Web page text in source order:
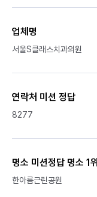
업체명
서울S클래스치과의원
연락처 미션 정답
8277
명소 미션정답 명소 1위
한아름근린공원